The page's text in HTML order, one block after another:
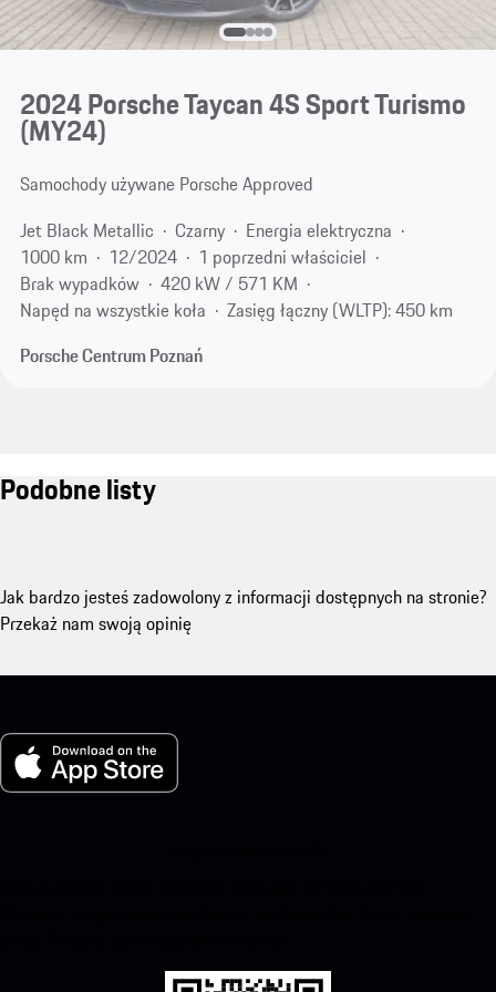
2024 Porsche Taycan 4S Sport Turismo
(MY24)
Samochody używane Porsche Approved
Jet Black Metallic
Czarny
Energia elektryczna
1000 km
12/2024
1 poprzedni właściciel
Brak wypadków
420 kW / 571 KM
Napęd na wszystkie koła
Zasięg łączny (WLTP): 450 km
Porsche Centrum Poznań
Podobne listy
Jak bardzo jesteś zadowolony z informacji dostępnych na stronie?
Przekaż nam swoją opinię